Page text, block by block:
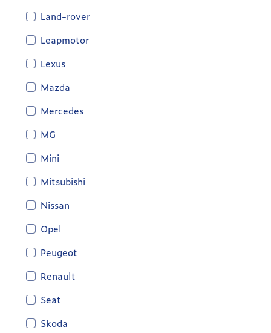
Land-rover
Leapmotor
Lexus
Mazda
Mercedes
MG
Mini
Mitsubishi
Nissan
Opel
Peugeot
Renault
Seat
Skoda